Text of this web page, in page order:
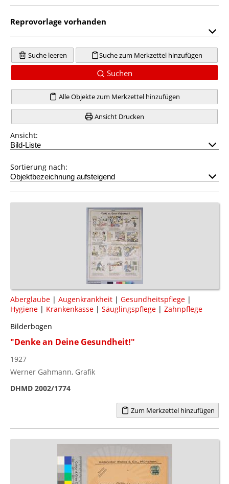
Reprovorlage vorhanden
Suche leeren Suche zum Merkzettel hinzufügen
Suchen
Alle Objekte zum Merkzettel hinzufügen
Ansicht Drucken
Ansicht:
Sortierung nach:
Aberglaube | Augenkrankheit | Gesundheitspflege |
Hygiene | Krankenkasse | Säuglingspflege | Zahnpflege
Bilderbogen
"Denke an Deine Gesundheit!"
1927
Werner Gahmann, Grafik
DHMD 2002/1774
Zum Merkzettel hinzufügen